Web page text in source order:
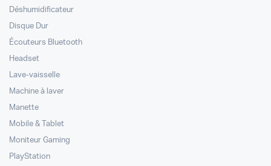
Déshumidificateur
Disque Dur
Écouteurs Bluetooth
Headset
Lave-vaisselle
Machine à laver
Manette
Mobile & Tablet
Moniteur Gaming
PlayStation